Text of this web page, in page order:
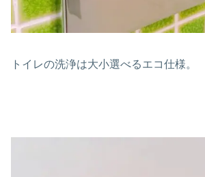
トイレの洗浄は大小選べるエコ仕様。